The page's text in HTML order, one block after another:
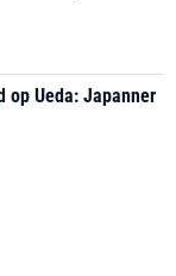
op Ueda: Japanner